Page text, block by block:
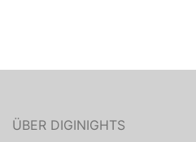
ÜBER DIGINIGHTS